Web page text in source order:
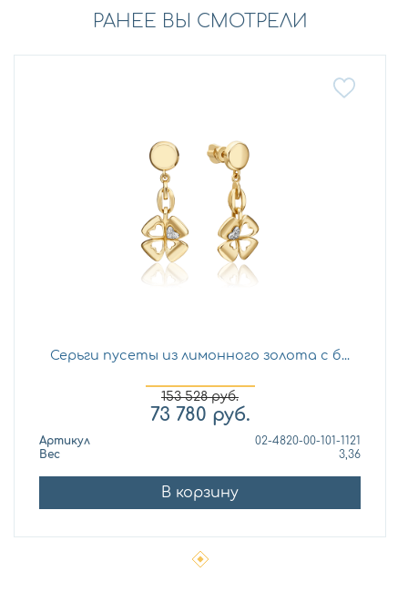
РАНЕЕ ВЫ СМОТРЕЛИ
Серьги пусеты из лимонного золота с б...
153 528руб.
73 780 руб.
Артикул
02-4820-00-101-1121
Вес
3,36
В корзину